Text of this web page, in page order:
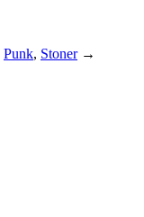
Punk, Stoner→